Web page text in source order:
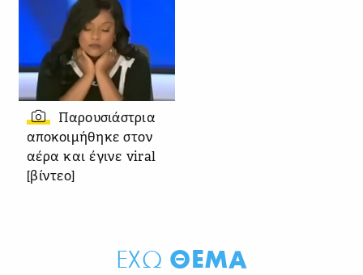
Παρουσιάστρια
αποκοιμήθηκε στον
αέρα και έγινε viral
[βίντεο]
ΕΧΩ ΘΕΜΑ